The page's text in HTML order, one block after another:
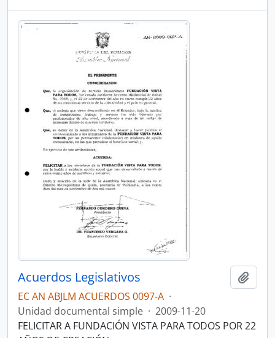
Acuerdos Legislativos
EC AN ABJLM ACUERDOS 0097-A ·
Unidad documental simple · 2009-11-20
FELICITAR A FUNDACIÓN VISTA PARA TODOS POR 22